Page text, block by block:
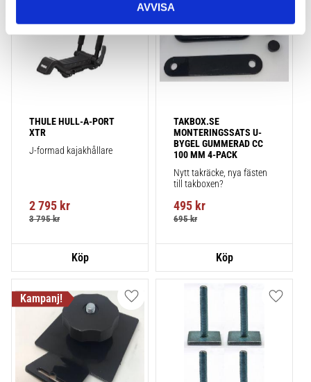
AVVISA
THULE HULL-A-PORT
XTR
J-formad kajakhållare
2 795 kr
3 795kr
TAKBOX.SE
MONTERINGSSATS U-
BYGEL GUMMERAD CC
100 MM 4-PACK
Nytt takräcke, nya fästen
till takboxen?
495 kr
695kr
Lägg till i favoriter Lägg